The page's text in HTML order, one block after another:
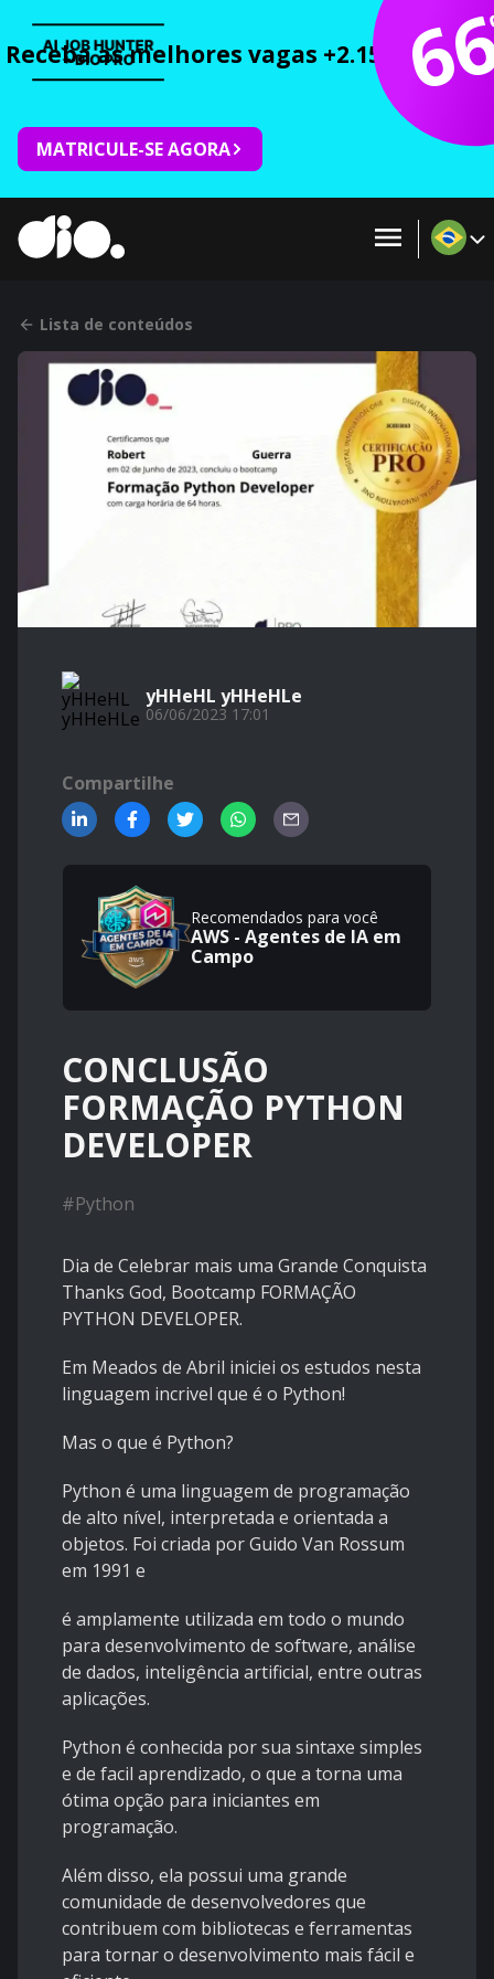
Receba as melhores vagas +2.150 cursos
MATRICULE-SE AGORA
Lista de conteúdos
yHHeHL yHHeHLe
06/06/2023 17:01
Compartilhe
Recomendados para você
AWS - Agentes de IA em
Campo
CONCLUSÃO
FORMAÇÃO PYTHON
DEVELOPER
#Python
Dia de Celebrar mais uma Grande Conquista
Thanks God, Bootcamp FORMAÇÃO
PYTHON DEVELOPER.
Em Meados de Abril iniciei os estudos nesta
linguagem incrivel que é o Python!
Mas o que é Python?
Python é uma linguagem de programação
de alto nível, interpretada e orientada a
objetos. Foi criada por Guido Van Rossum
em 1991 e
é amplamente utilizada em todo o mundo
para desenvolvimento de software, análise
de dados, inteligência artificial, entre outras
aplicações.
Python é conhecida por sua sintaxe simples
e de facil aprendizado, o que a torna uma
ótima opção para iniciantes em
programação.
Além disso, ela possui uma grande
comunidade de desenvolvedores que
contribuem com bibliotecas e ferramentas
para tornar o desenvolvimento mais fácil e